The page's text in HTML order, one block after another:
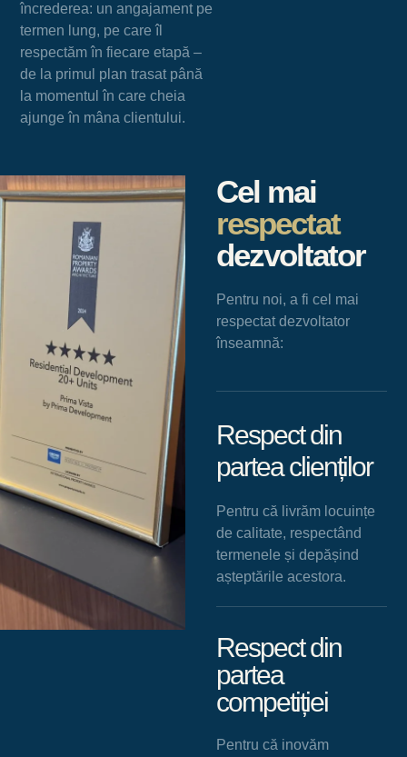
încrederea: un angajament pe
termen lung, pe care îl
respectăm în fiecare etapă –
de la primul plan trasat până
la momentul în care cheia
ajunge în mâna clientului.
Cel mai
respectat
dezvoltator
Pentru noi, a fi cel mai
respectat dezvoltator
înseamnă:
Respect din
partea clienților
Pentru că livrăm locuințe
de calitate, respectând
termenele și depășind
așteptările acestora.
Respect din
partea
competiției
Pentru că inovăm